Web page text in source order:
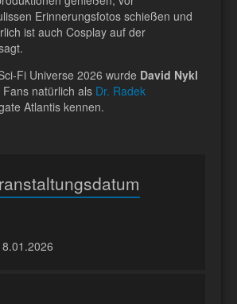
Erinnerungsfotos schießen und
ist auch Cosplay auf der
Fi Universe 2026 wurde David Nykl
natürlich als Dr. Radek
Atlantis kennen.